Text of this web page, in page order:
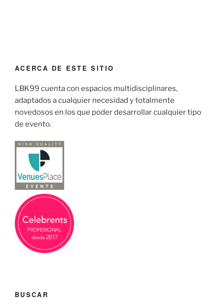
ACERCA DE ESTE SITIO
LBK99 cuenta con espacios multidisciplinares,
adaptados a cualquier necesidad y totalmente
novedosos en los que poder desarrollar cualquier tipo
de evento.
BUSCAR